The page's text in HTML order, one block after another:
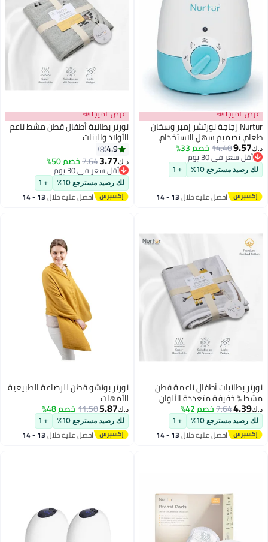
عرض الميجا 📣
Nurtur زجاجة نورتشر إمبر وسخان
طعام، تصميم سهل الاستخدام،
إيقاف تلقائي، قابس بريطاني،
وظيفة مؤقت LED، مقبض دوار
د.ك‏9.57
14.40خصم 33%
أقل سعر في 30 يوم
أقل سعر في 30 يوم
لك رصيد مسترجع 10% + 1
احصل عليه خلال 13 - 14
عرض الميجا 📣
نورتر بطانية أطفال قطن مشط ناعم
للأولاد والبنات
4.9
8
د.ك‏3.77
7.64خصم 50%
أقل سعر في 30 يوم
أقل سعر في 30 يوم
لك رصيد مسترجع 10% + 1
احصل عليه خلال 13 - 14
نورتر بطانيات أطفال ناعمة قطن
مشط % خفيفة متعددة الألوان
د.ك‏4.39
7.64خصم 42%
لك رصيد مسترجع 10% + 1
احصل عليه خلال 13 - 14
اغسطس
نورتر بونشو قطن للرضاعة الطبيعية
للأمهات
د.ك‏5.87
11.50خصم 48%
لك رصيد مسترجع 10% + 1
احصل عليه خلال 13 - 14
اغسطس